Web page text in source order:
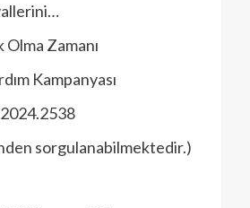
Zamanı
Kampanyası
sorgulanabilmektedir.)